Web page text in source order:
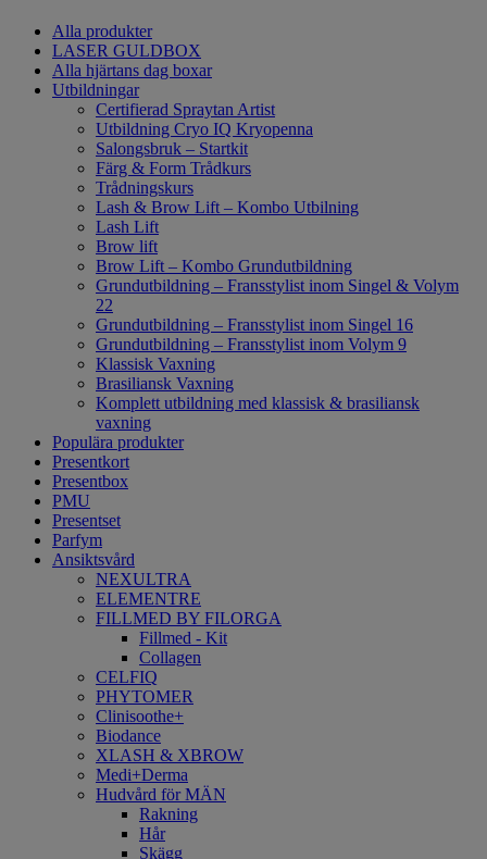
Alla produkter
LASER GULDBOX
Alla hjärtans dag boxar
Utbildningar
Certifierad Spraytan Artist
Utbildning Cryo IQ Kryopenna
Salongsbruk – Startkit
Färg & Form Trådkurs
Trådningskurs
Lash & Brow Lift – Kombo Utbilning
Lash Lift
Brow lift
Brow Lift – Kombo Grundutbildning
Grundutbildning – Fransstylist inom Singel & Volym
22
Grundutbildning – Fransstylist inom Singel 16
Grundutbildning – Fransstylist inom Volym 9
Klassisk Vaxning
Brasiliansk Vaxning
Komplett utbildning med klassisk & brasiliansk
vaxning
Populära produkter
Presentkort
Presentbox
PMU
Presentset
Parfym
Ansiktsvård
NEXULTRA
ELEMENTRE
FILLMED BY FILORGA
Fillmed - Kit
Collagen
CELFIQ
PHYTOMER
Clinisoothe+
Biodance
XLASH & XBROW
Medi+Derma
Hudvård för MÄN
Rakning
Hår
Skägg